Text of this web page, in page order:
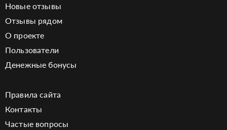
Новые отзывы
Отзывы рядом
О проекте
Пользователи
Денежные бонусы
Правила сайта
Контакты
Частые вопросы